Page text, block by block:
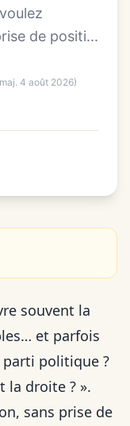
de positi...
4 août 2026)
souvent la
et parfois
parti politique ?
la droite ? ».
sans prise de